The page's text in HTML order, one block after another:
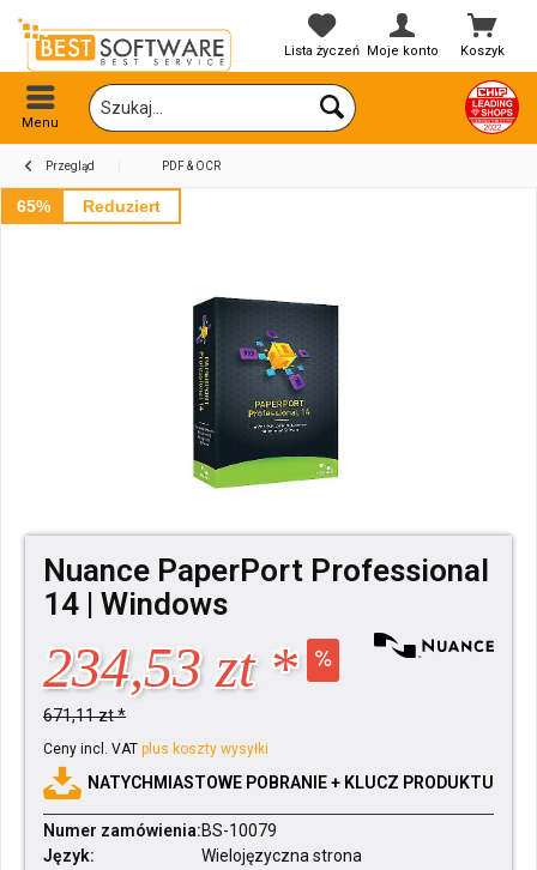
Koszyk
Lista życzeń Moje konto
Menu
Przegląd PDF & OCR
65% Reduziert
Nuance PaperPort Professional
14 | Windows
234,53 zt *
671,11 zt *
Ceny incl. VAT plus koszty wysyłki
NATYCHMIASTOWE POBRANIE + KLUCZ PRODUKTU
Numer zamówienia:BS-10079
Język:
Wielojęzyczna strona